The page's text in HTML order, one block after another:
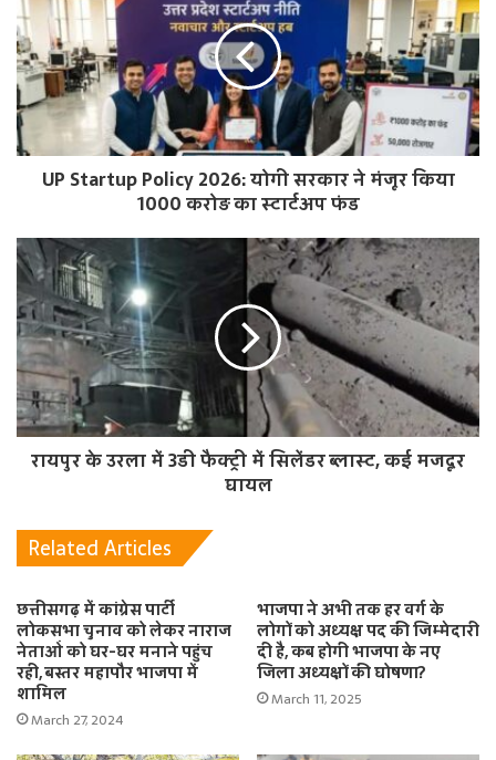
i
t
e
UP Startup Policy 2026: योगी सरकार ने मंजूर किया
1000 करोड़ का स्टार्टअप फंड
रायपुर के उरला में 3डी फैक्ट्री में सिलेंडर ब्लास्ट, कई मजदूर
घायल
Related Articles
छत्तीसगढ़ में कांग्रेस पार्टी
लोकसभा चुनाव को लेकर नाराज
नेताओं को घर-घर मनाने पहुंच
रही, बस्तर महापौर भाजपा में
शामिल
March 27, 2024
भाजपा ने अभी तक हर वर्ग के
लोगों को अध्यक्ष पद की जिम्मेदारी
दी है, कब होगी भाजपा के नए
जिला अध्यक्षों की घोषणा?
March 11, 2025